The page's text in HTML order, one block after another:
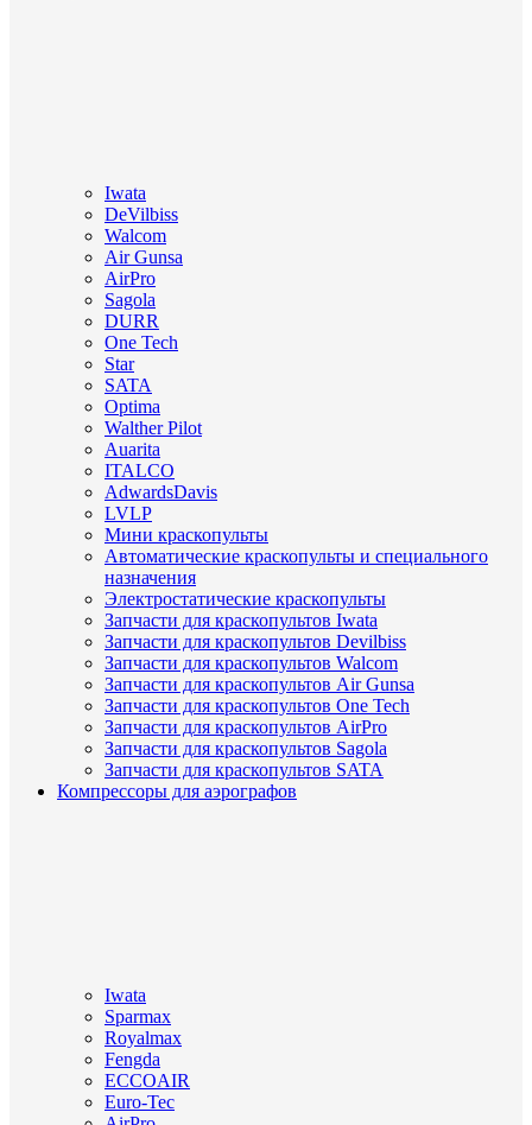
Iwata
DeVilbiss
Walcom
Air Gunsa
AirPro
Sagola
DURR
One Tech
Star
SATA
Optima
Walther Pilot
Auarita
ITALCO
AdwardsDavis
LVLP
Мини краскопульты
Автоматические краскопульты и специального
назначения
Электростатические краскопульты
Запчасти для краскопультов Iwata
Запчасти для краскопультов Devilbiss
Запчасти для краскопультов Walcom
Запчасти для краскопультов Air Gunsa
Запчасти для краскопультов One Tech
Запчасти для краскопультов AirPro
Запчасти для краскопультов Sagola
Запчасти для краскопультов SATA
Компрессоры для аэрографов
Iwata
Sparmax
Royalmax
Fengda
ECCOAIR
Euro-Tec